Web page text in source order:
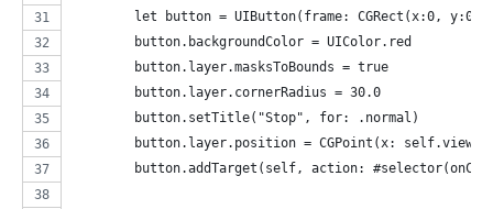
let button = UIButton(frame: CGRect(x:0, y:0,
        button.backgroundColor = UIColor.red
        button.layer.masksToBounds = true
        button.layer.cornerRadius = 30.0
        button.setTitle("Stop", for: .normal)
button.layer.position = CGPoint(x:
button.addTarget(self, action: